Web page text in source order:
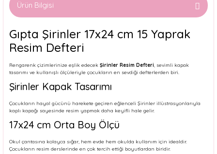
Ürün Bilgisi
Gıpta Şirinler 17x24 cm 15 Yaprak
Resim Defteri
Rengarenk çizimlerinize eşlik edecek Şirinler Resim Defteri, sevimli kapak
tasarımı ve kullanışlı ölçüleriyle çocukların en sevdiği defterlerden biri.
Şirinler Kapak Tasarımı
Çocukların hayal gücünü harekete geçiren eğlenceli Şirinler illüstrasyonlarıyla
kaplı kapağı sayesinde resim yapmak daha keyifli hale gelir.
17x24 cm Orta Boy Ölçü
Okul çantasına kolayca sığar, hem evde hem okulda kullanım için idealdir.
Çocukların resim derslerinde en çok tercih ettiği boyutlardan biridir.